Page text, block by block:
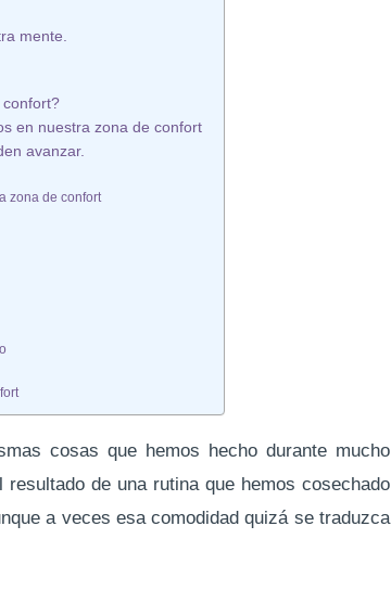
mente.
en nuestra zona de confort
avanzar.
zona de confort
cosas que hemos hecho durante mucho
de una rutina que hemos cosechado
a veces esa comodidad quizá se traduzca